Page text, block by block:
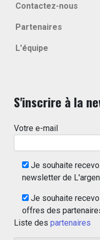
Contactez-nous
Partenaires
L'équipe
S'inscrire à la
Votre e-mail
Je souhaite
newsletter de
Je souhaite
offres des
Liste des partenaires